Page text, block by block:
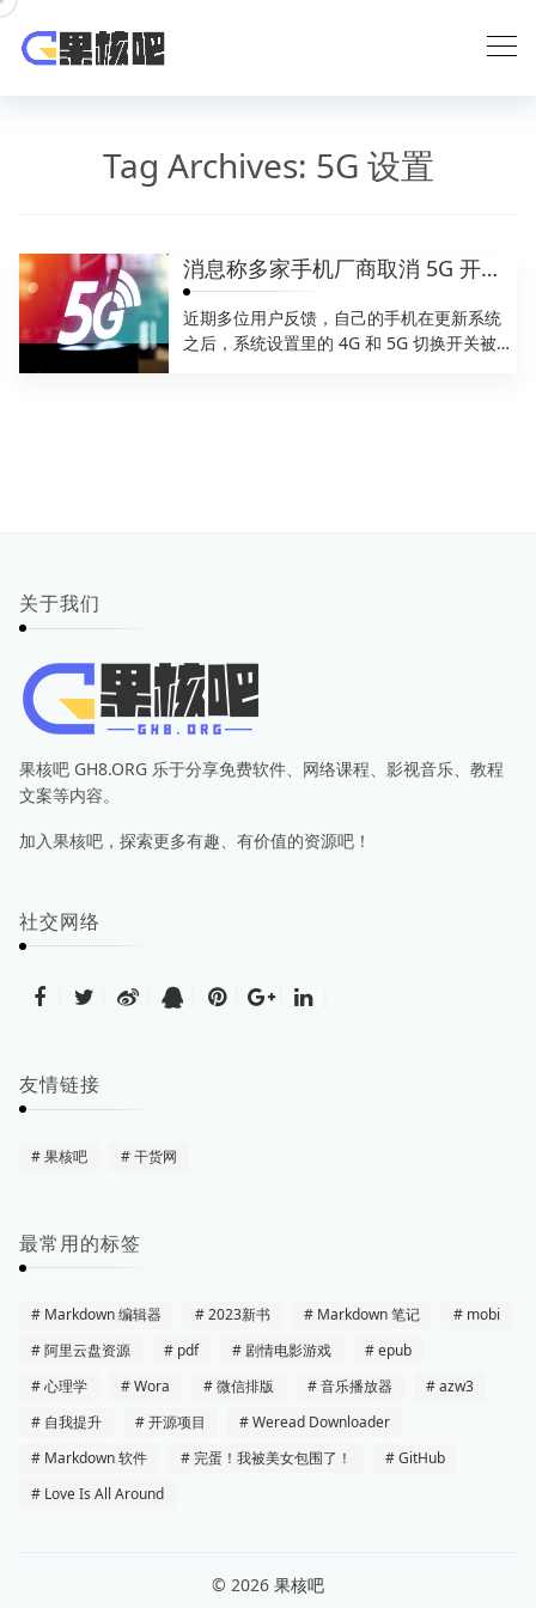
Skip
content
Tag Archives: 5G 设置
消息称多家手机厂商取消 5G 开关设置，为运营商统一要求
近期多位用户反馈，自己的手机在更新系统
之后，系统设置里的 4G 和 5G 切换开关被取
关于我们
果核吧 GH8.ORG 乐于分享免费软件、网络课程、影视音乐、教程
文案等内容。
加入果核吧，探索更多有趣、有价值的资源吧！
社交网络
友情链接
果核吧 干货网
最常用的标签
Markdown 编辑器 2023新书 Markdown 笔记
mobi
阿里云盘资源
pdf 剧情电影游戏
epub
心理学
Wora 微信排版 音乐播放器
azw3
自我提升
开源项目
Weread Downloader
Markdown 软件
完蛋！我被美女包围了！
GitHub
Love Is All Around
© 2026 果核吧